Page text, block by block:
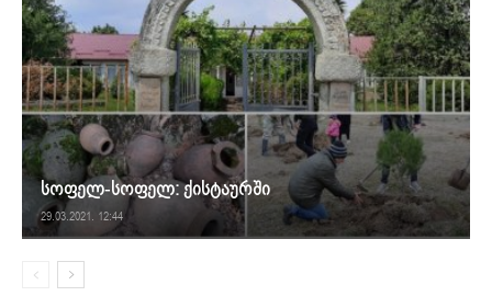
სოფელ-სოფელ: ქისტაურში
29.03.2021. 12:44